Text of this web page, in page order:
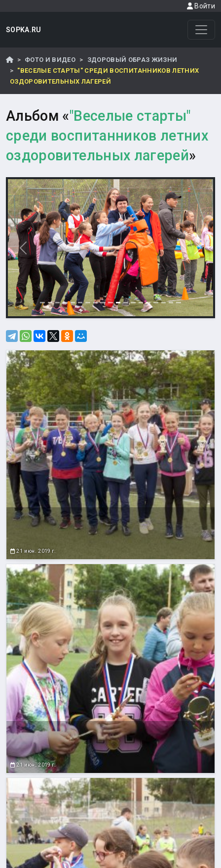
Войти
SOPKA.RU
ФОТО И ВИДЕО
ЗДОРОВЫЙ ОБРАЗ ЖИЗНИ
"ВЕСЕЛЫЕ СТАРТЫ" СРЕДИ ВОСПИТАННИКОВ ЛЕТНИХ
ОЗДОРОВИТЕЛЬНЫХ ЛАГЕРЕЙ
Альбом «"Веселые старты"
среди воспитанников летних
оздоровительных лагерей»
Назад
21 июн. 2019 г.
21 июн. 2019 г.